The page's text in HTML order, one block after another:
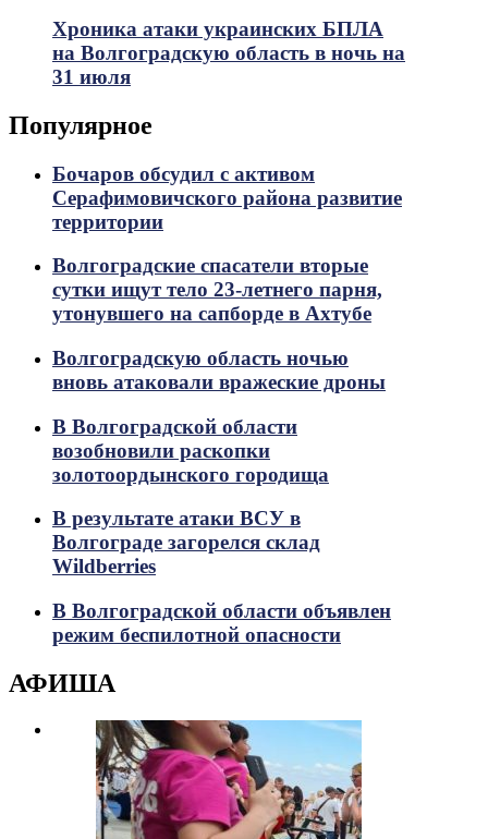
Хроника атаки украинских БПЛА
на Волгоградскую область в ночь на
31 июля
Популярное
Бочаров обсудил с активом
Серафимовичского района развитие
территории
Волгоградские спасатели вторые
сутки ищут тело 23-летнего парня,
утонувшего на сапборде в Ахтубе
Волгоградскую область ночью
вновь атаковали вражеские дроны
В Волгоградской области
возобновили раскопки
золотоордынского городища
В результате атаки ВСУ в
Волгограде загорелся склад
Wildberries
В Волгоградской области объявлен
режим беспилотной опасности
АФИША